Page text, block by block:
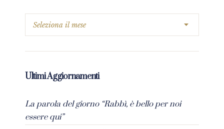
Ultimi Aggiornamenti
La parola del giorno “Rabbì, è bello per noi
essere qui”